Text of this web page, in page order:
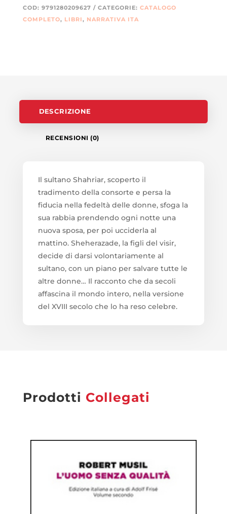
(LE)
QUANTITÀ
COD: 9791280209627 CATEGORIE: CATALOGO
COMPLETO, LIBRI, NARRATIVA ITA
DESCRIZIONE
RECENSIONI (0)
Il sultano Shahriar, scoperto il
tradimento della consorte e persa la
fiducia nella fedeltà delle donne, sfoga la
sua rabbia prendendo ogni notte una
nuova sposa, per poi ucciderla al
mattino. Sheherazade, la figli del visir,
decide di darsi volontariamente al
sultano, con un piano per salvare tutte le
altre donne… Il racconto che da secoli
affascina il mondo intero, nella versione
del XVIII secolo che lo ha reso celebre.
Prodotti Collegati